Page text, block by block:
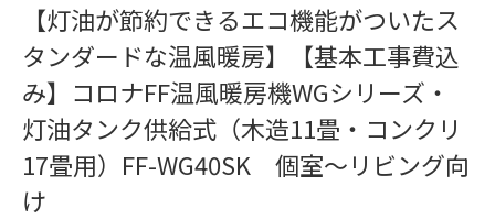
【灯油が節約できるエコ機能がついたス
タンダードな温風暖房】【基本工事費込
み】コロナFF温風暖房機WGシリーズ・
灯油タンク供給式（木造11畳・コンクリ
17畳用）FF-WG40SK 個室～リビング向
け